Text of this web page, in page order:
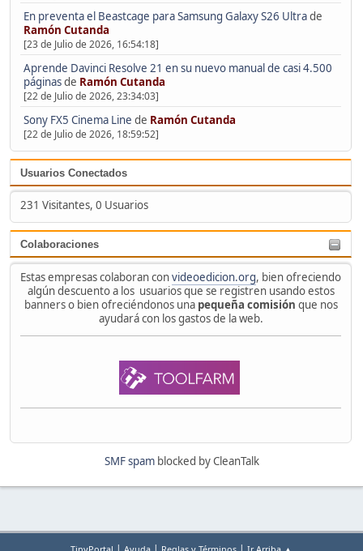
En preventa el Beastcage para Samsung Galaxy S26 Ultrade
Ramón Cutanda
[23 de Julio de 2026, 16:54:18]
Aprende Davinci Resolve 21 en su nuevo manual de casi 4.500
páginasde Ramón Cutanda
[22 de Julio de 2026, 23:34:03]
Sony FX5 Cinema Line de Ramón Cutanda
[22 de Julio de 2026, 18:59:52]
Usuarios Conectados
231 Visitantes, 0 Usuarios
Colaboraciones
Estas empresas colaboran convideoedicion.org, bien ofreciendo
algún descuento a los usuarios que se registren usando estos
banners o bien ofreciéndonos una pequeña comisión que nos
ayudará con los gastos de la web.
SMF spamblocked by CleanTalk